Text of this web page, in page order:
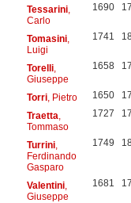
Tessarini,
Carlo
1690
Tomasini,
Luigi
1741
Torelli,
Giuseppe
1658
Torri, Pietro 1650
Traetta
Tommaso
1727
Turrini,
Ferdinando
Gasparo
1749
Valentini,
Giuseppe
1681